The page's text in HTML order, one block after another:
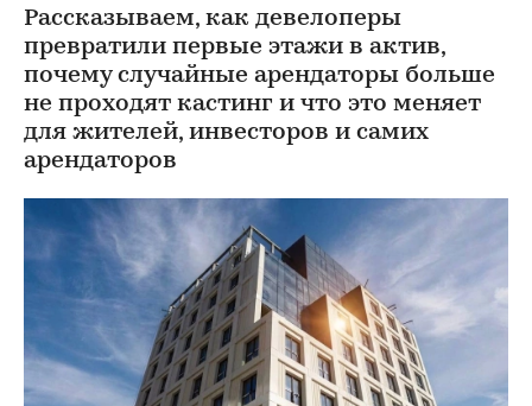
Рассказываем, как девелоперы
превратили первые этажи в актив,
почему случайные арендаторы больше
не проходят кастинг и что это меняет
для жителей, инвесторов и самих
арендаторов